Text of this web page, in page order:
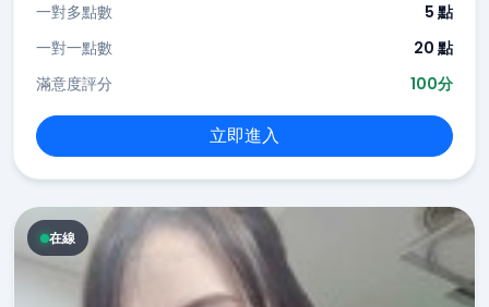
一對多點數
5 點
一對一點數
20 點
滿意度評分
100分
立即進入
在線